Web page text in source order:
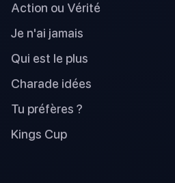
Action ou Vérité
Je n'ai jamais
Qui est le plus
Charade idées
Tu préfères ?
Kings Cup